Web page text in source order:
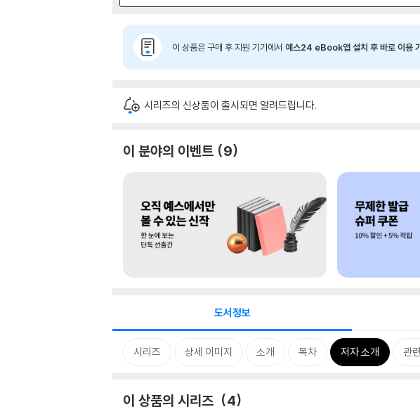
이 상품은 구매 후 지원 기기에서 예스24 eBook앱 설치 후 바로 이용
시리즈의 신상품이 출시되면 알려드립니다.
이 분야의 이벤트 9
도서정보
시리즈 상세 이미지 소개 목차 저자 소개 관
이 상품의 시리즈 4